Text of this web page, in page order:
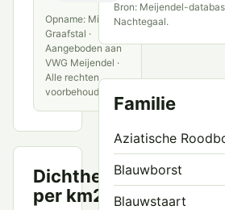
Opname: Michiel
Graafstal ·
Aangeboden aan
VWG Meijendel ·
Alle rechten
voorbehouden
Dichtheid
per km2
Territoria
per km²
Bron: Meijendel-
Nachtegaal.
Familie
Aziatische
Blauwborst
Blauwstaart